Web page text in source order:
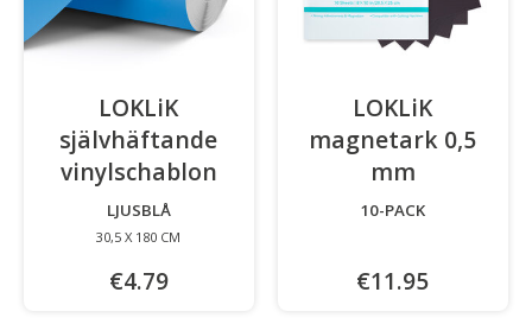
LOKLiK
självhäftande
vinylschablon
LJUSBLÅ
30,5 X 180 CM
€4.79
LOKLiK
magnetark 0,5
mm
10-PACK
€11.95